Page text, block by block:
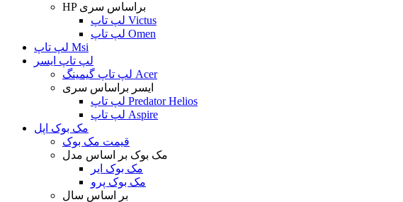
HP براساس سری
لپ تاپ Victus
لپ تاپ Omen
لپ تاپ Msi
لپ تاپ ایسر
لپ تاپ گیمینگ Acer
ایسر براساس سری
لپ تاپ Predator Helios
لپ تاپ Aspire
مک بوک اپل
قیمت مک بوک
مک بوک بر اساس مدل
مک بوک ایر
مک بوک پرو
بر اساس سال